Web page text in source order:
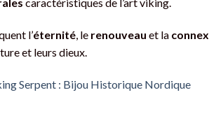
caractéristiques de l’art viking.
l’éternité, le renouveau et la
et leurs dieux.
Serpent : Bijou Historique Nordique